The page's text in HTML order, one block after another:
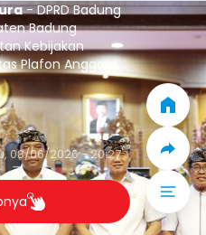
- DPRD Badung
Badung
Kebijakan
Plafon Anggaran
2027 dalam
Gedung DPRD
08/06/2026 - 20:27